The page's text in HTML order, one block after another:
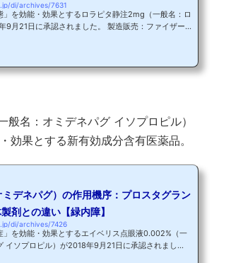
di/archives/7631
」を効能・効果とするロラピタ静注2mg（一般名：ロ
承認されました。 製造販売：ファイザー
んでした。今回はてんかんとロラピタ（ロラゼパム）
名：オミデネパグ イソプロピル）
効果とする新有効成分含有医薬品。
デネパグ）の作用機序：プロスタグラン
剤との違い【緑内障】
di/archives/7426
」を効能・効果とするエイベリス点眼液0.002%（一
イソプロピル）が2018年9月21日に承認されまし